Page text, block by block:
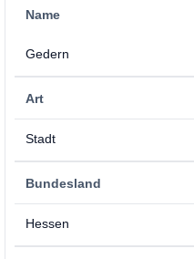
Name
Gedern
Art
Stadt
Bundesland
Hessen